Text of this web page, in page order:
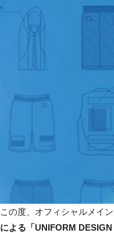
この度、オフィシャルメイ
による「UNIFORM